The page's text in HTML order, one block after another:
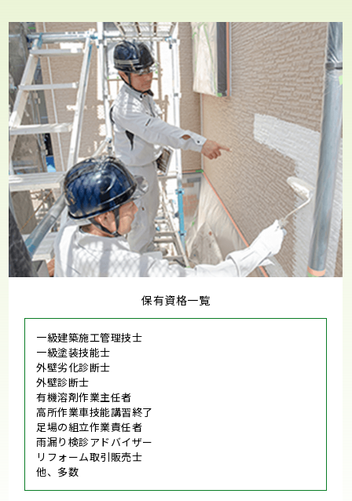
保有資格一覧
一級建築施工管理技士
一級塗装技能士
外壁劣化診断士
外壁診断士
有機溶剤作業主任者
高所作業車技能講習終了
足場の組立作業責任者
雨漏り検診アドバイザー
リフォーム取引販売士
他、多数